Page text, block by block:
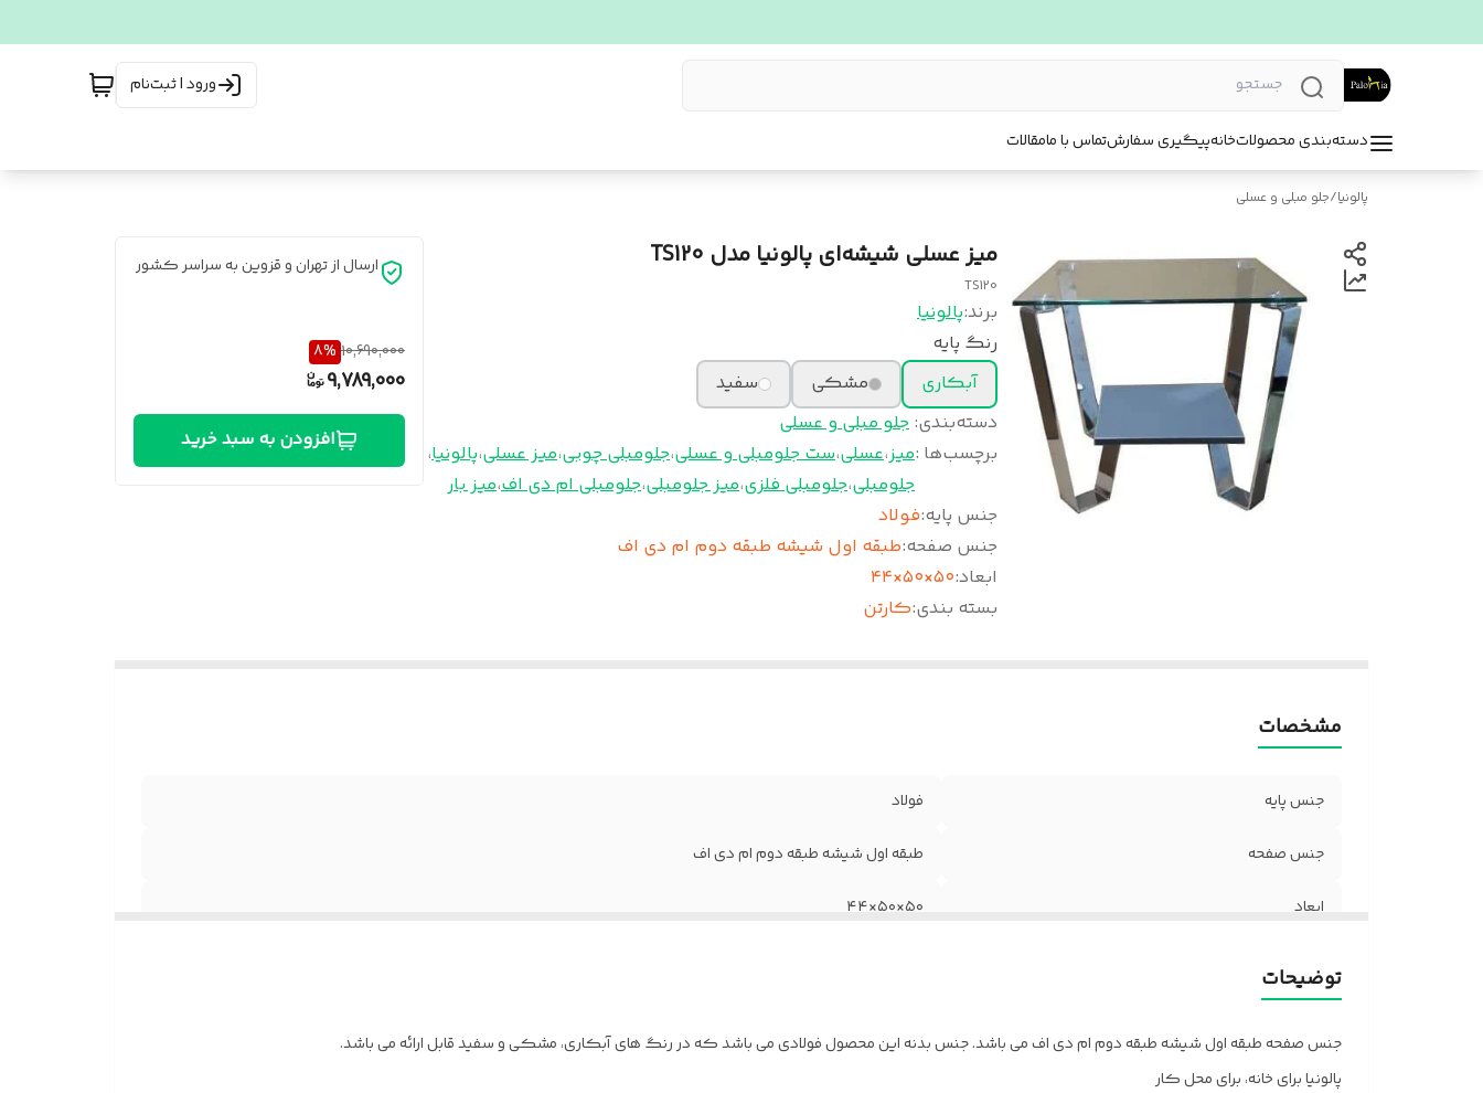
ورود | ثبت‌نام
دسته‌بندی محصولاتخانهپیگیری سفارشتماس با مامقالات
پالونیا/جلو مبلی و عسلی
میز عسلی شیشه‌ای پالونیا مدل TS120
TS120
برند:پالونیا
رنگ پایه
آبکاری
مشکی
سفید
دسته‌بندی: جلو مبلی و عسلی
برچسب‌ها :میز،عسلی،ست جلومبلی و عسلی،جلومبلی چوبی،میز عسلی،پالونیا،
جلومبلی،جلومبلی فلزی،میز جلومبلی،جلومبلی ام دی اف،میز بار
جنس پایه:فولاد
جنس صفحه:طبقه اول شیشه طبقه دوم ام دی اف
ابعاد:۵۰×۵۰×۴۴
بسته بندی:کارتن
ارسال از تهران و قزوین به سراسر کشور
10,690,000
8%
9,789,000
افزودن به سبد خرید
مشخصات
جنس پایه فولاد
جنس صفحه طبقه اول شیشه طبقه دوم ام دی اف
ابعاد ۵۰×۵۰×۴۴
توضیحات
جنس صفحه طبقه اول شیشه طبقه دوم ام دی اف می باشد. جنس بدنه این محصول فولادی می باشد که در رنگ های آبکاری، مشکی و سفید قابل ارائه می باشد.
پالونیا برای خانه، برای محل کار